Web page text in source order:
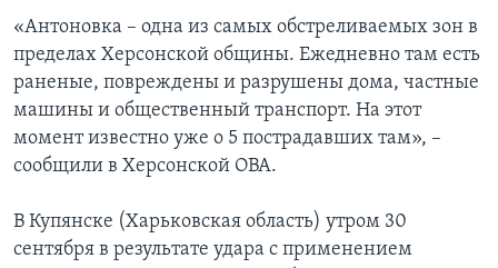
«Антоновка – одна из самых обстреливаемых зон в
пределах Херсонской общины. Ежедневно там есть
раненые, повреждены и разрушены дома, частные
машины и общественный транспорт. На этот
момент известно уже о 5 пострадавших там», –
сообщили в Херсонской ОВА.
В Купянске (Харьковская область) утром 30
сентября в результате удара с применением